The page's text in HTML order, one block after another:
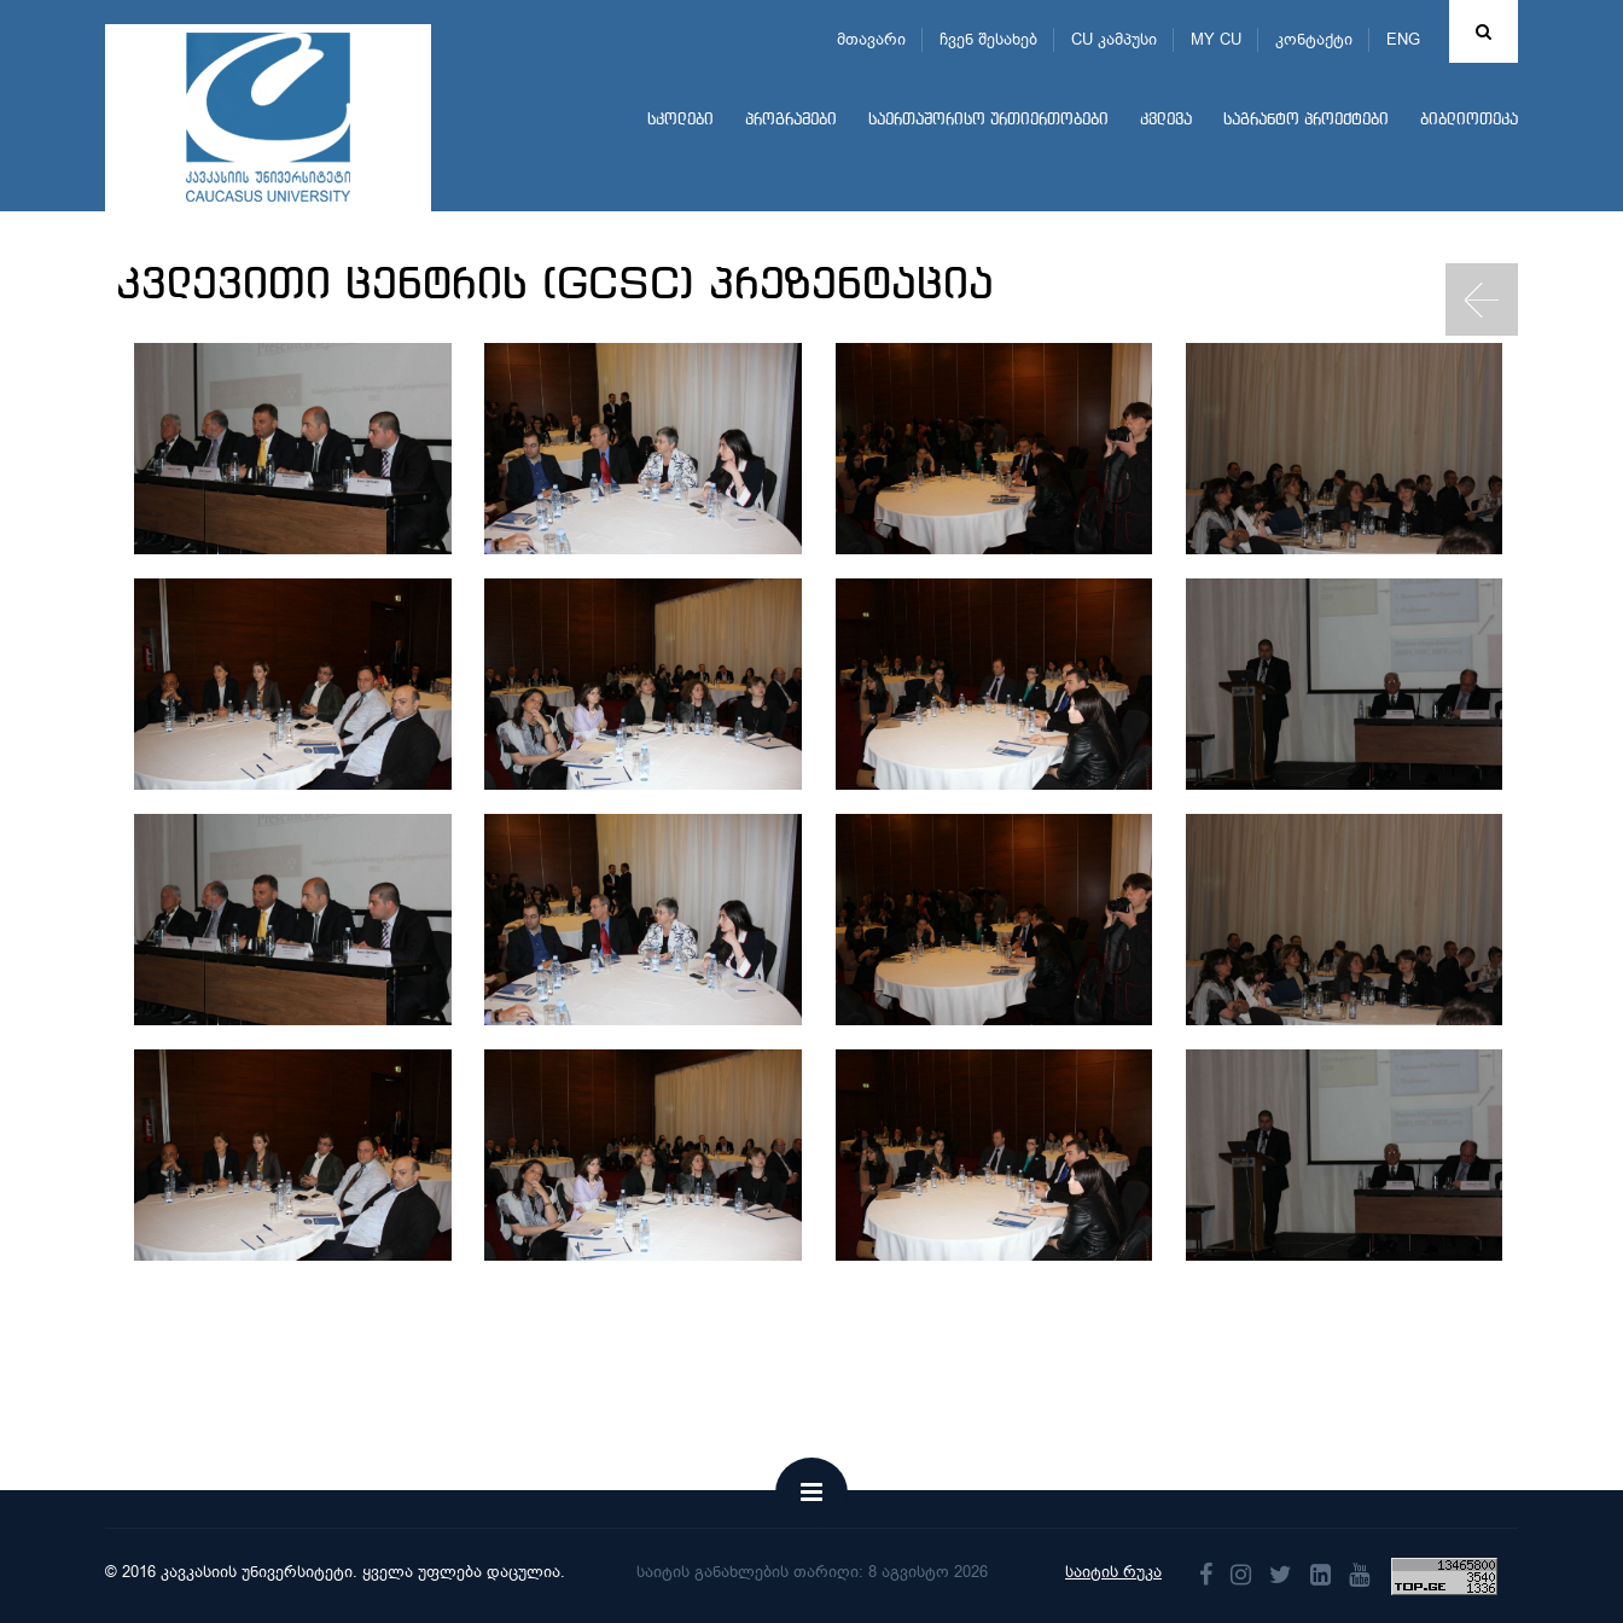
ENG
მთავარი ჩვენ შესახებ CU კამპუსი MY CU კონტაქტი
სკოლები პროგრამები საერთაშორისო ურთიერთობები კვლევა საგრანტო პროექტები ბიბლიოთეკა
კვლევითი ცენტრის (GCSC) პრეზენტაცია
საიტის რუკა
საიტის განახლების თარიღი: 8 აგვისტო 2026
© 2016 კავკასიის უნივერსიტეტი. ყველა უფლება დაცულია.